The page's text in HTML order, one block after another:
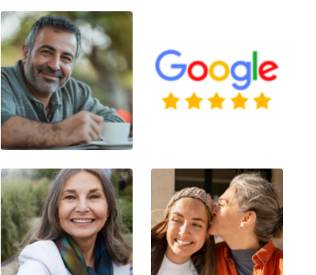
Ayudas y subvenciones
Hasta un 60% de descuento en tus
audífonos
Nombre E-mail
Teléfono
Acepto recibir comunicaciones comerciales por parte de Miaudífono
y sus colaboradores según se detalla en nuestras
Miaudífono para poder ofrecer los servicios solicitados, según se
detalla en nuestrasCondiciones de uso.
Al hacer click en «Contáctanos» declaras haber leído y aceptado nuestra
Política de Privacidad.
Contáctanos